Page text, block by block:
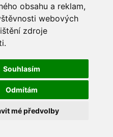
obsahu a reklam,
webových
zdroje
Souhlasím
Odmítám
mé předvolby
739/1, Svitavy 568 02, CZ